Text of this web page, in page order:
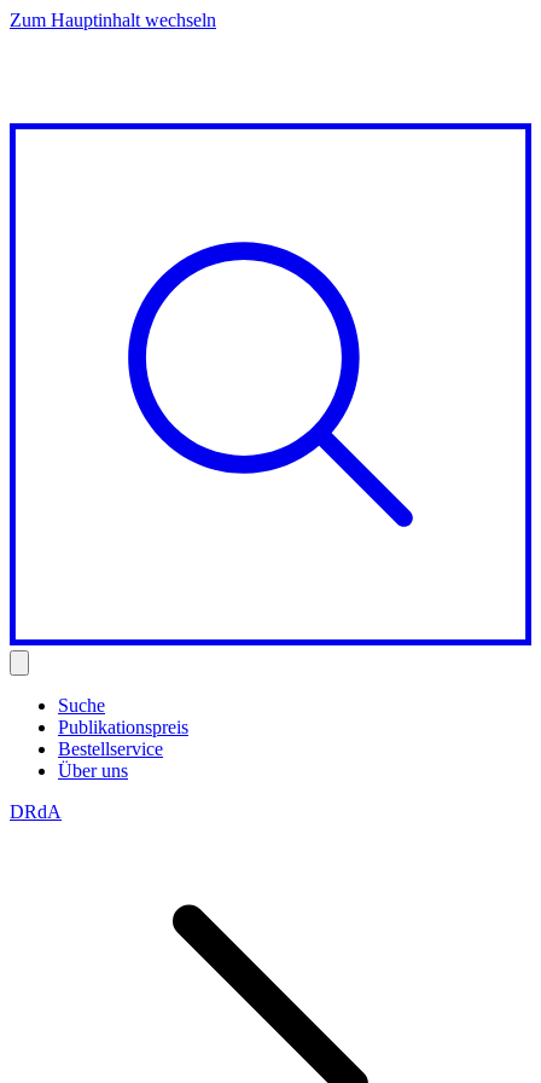
Zum Hauptinhalt wechseln
Suche
Publikationspreis
Bestellservice
Über uns
DRdA